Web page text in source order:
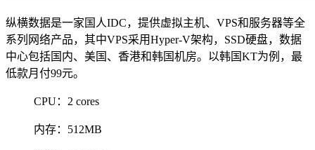
纵横数据是一家国人IDC，提供虚拟主机、VPS和服务器等全
系列网络产品，其中VPS采用Hyper-V架构，SSD硬盘，数据
中心包括国内、美国、香港和韩国机房。以韩国KT为例，最
低款月付99元。
CPU：2 cores
内存：512MB